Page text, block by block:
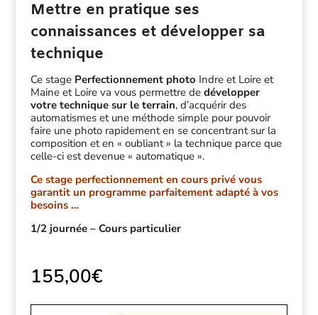
surnotations
client
Mettre en pratique ses
connaissances et développer sa
technique
Ce stage Perfectionnement photo Indre et Loire et
Maine et Loire va vous permettre de développer
votre technique sur le terrain, d’acquérir des
automatismes et une méthode simple pour pouvoir
faire une photo rapidement en se concentrant sur la
composition et en « oubliant » la technique parce que
celle-ci est devenue « automatique ».
Ce stage perfectionnement en cours privé vous
garantit un programme parfaitement adapté à vos
besoins …
1/2 journée – Cours particulier
155,00€